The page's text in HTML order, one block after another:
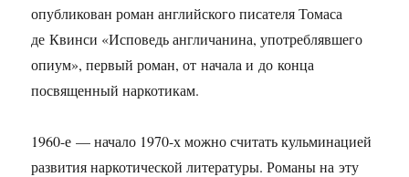
опубликован роман английского писателя Томаса
де Квинси «Исповедь англичанина, употреблявшего
опиум», первый роман, от начала и до конца
посвященный наркотикам.
1960-е — начало 1970-х можно считать кульминацией
развития наркотической литературы. Романы на эту